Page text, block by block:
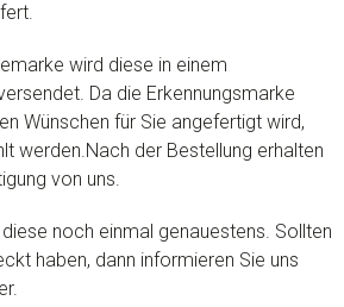
wird diese in einem
Da die Erkennungsmarke
Wünschen für Sie angefertigt wird,
werden.Nach der Bestellung erhalten
von uns.
noch einmal genauestens. Sollten
haben, dann informieren Sie uns